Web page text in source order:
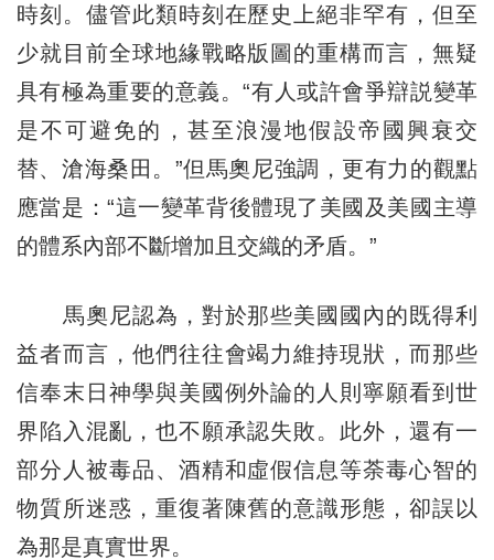
時刻。儘管此類時刻在歷史上絕非罕有，但至
少就目前全球地緣戰略版圖的重構而言，無疑
具有極為重要的意義。“有人或許會爭辯説變革
是不可避免的，甚至浪漫地假設帝國興衰交
替、滄海桑田。”但馬奧尼強調，更有力的觀點
應當是：“這一變革背後體現了美國及美國主導
的體系內部不斷增加且交織的矛盾。”
馬奧尼認為，對於那些美國國內的既得利
益者而言，他們往往會竭力維持現狀，而那些
信奉末日神學與美國例外論的人則寧願看到世
界陷入混亂，也不願承認失敗。此外，還有一
部分人被毒品、酒精和虛假信息等荼毒心智的
物質所迷惑，重復著陳舊的意識形態，卻誤以
為那是真實世界。